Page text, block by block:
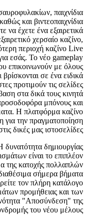
παιχνίδια
και βιντεοπαιχνίδια
να έχετε ένα εξαιρετικά
χερσαίο καζίνο,
περιοχή καζίνο Live
εσάς. Το νέο gameplay
επικοινωνούν με όλους
βρίσκονται σε ένα ειδικά
προτιμούν τις σελίδες
στα δικά τους κινητά
μπόνους και
Η πλατφόρμα καζίνο
για την πραγματοποίηση
δικές μας ιστοσελίδες.
δυνατότητα δημιουργίας
είναι το επιπλέον
της κατοχής πολλαπλών
σήμερα βήματα
τον πλήρη κατάλογο
προμήθειας και των
"Αποσύνδεση" της
του νέου μέλους.